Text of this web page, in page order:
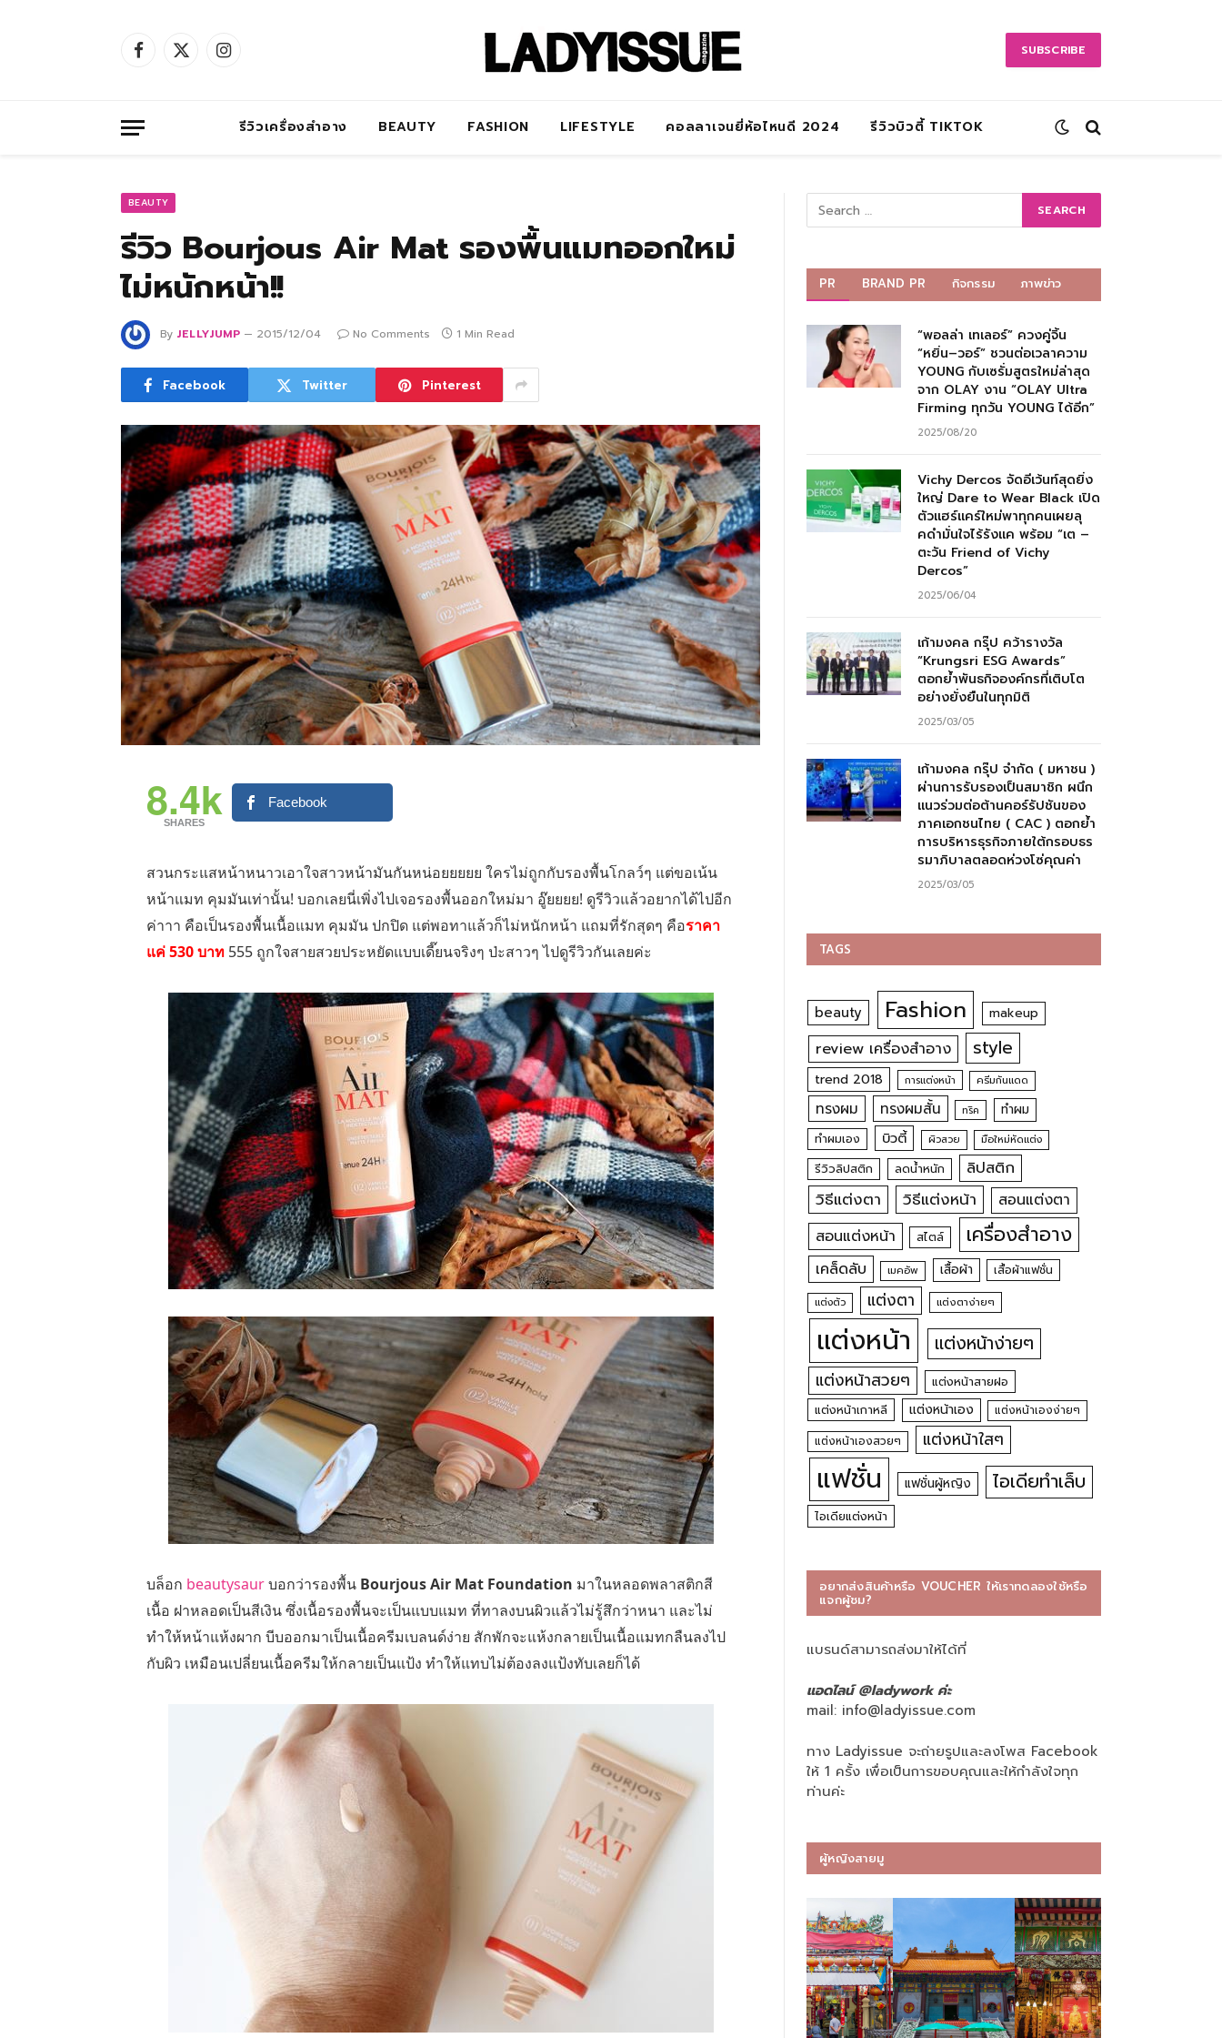
Facebook
X
Instagram SUBSCRIBE
รีวิวเครื่องสำอาง BEAUTY FASHION LIFESTYLE คอลลาเจนยี่ห้อไหนดี 2024 รีวิวบิวตี้ TIKTOK
BEAUTY
รีวิว Bourjous Air Mat รองพื้นแมทออกใหม่
ไม่หนักหน้า!!
By JELLYJUMP 2015/12/04 No Comments 1 Min Read
Facebook Twitter Pinterest
8.4k
SHARES
Facebook
สวนกระแสหน้าหนาวเอาใจสาวหน้ามันกันหน่อยยยยย ใครไม่ถูกกับรองพื้นโกลว์ๆ แต่ขอเน้น
หน้าแมท คุมมันเท่านั้น! บอกเลยนี่เพิ่งไปเจอรองพื้นออกใหม่มา อู๊ยยยย! ดูรีวิวแล้วอยากได้ไปอีก
ค่าาา คือเป็นรองพื้นเนื้อแมท คุมมัน ปกปิด แต่พอทาแล้วก็ไม่หนักหน้า แถมที่รักสุดๆ คือราคา
แค่ 530 บาท555 ถูกใจสายสวยประหยัดแบบเดี๊ยนจริงๆ ป่ะสาวๆ ไปดูรีวิวกันเลยค่ะ
บล็อก beautysaurบอกว่ารองพื้น Bourjous Air Mat Foundation มาในหลอดพลาสติกสี
เนื้อ ฝาหลอดเป็นสีเงิน ซึ่งเนื้อรองพื้นจะเป็นแบบแมท ที่ทาลงบนผิวแล้วไม่รู้สึกว่าหนา และไม่
ทำให้หน้าแห้งผาก บีบออกมาเป็นเนื้อครีมเบลนด์ง่าย สักพักจะแห้งกลายเป็นเนื้อแมทกลืนลงไป
กับผิว เหมือนเปลี่ยนเนื้อครีมให้กลายเป็นแป้ง ทำให้แทบไม่ต้องลงแป้งทับเลยก็ได้
PR BRAND PR กิจกรรม ภาพข่าว
“พอลล่า เทเลอร์” ควงคู่จิ้น
“หยิ่น–วอร์” ชวนต่อเวลาความ
YOUNG กับเซรั่มสูตรใหม่ล่าสุด
จาก OLAY งาน “OLAY Ultra
Firming ทุกวัน YOUNG ได้อีก”
2025/08/20
Vichy Dercos จัดอีเว้นท์สุดยิ่ง
ใหญ่ Dare to Wear Black เปิด
ตัวแฮร์แคร์ใหม่พาทุกคนเผยลุ
คดำมั่นใจไร้รังแค พร้อม “เต –
ตะวัน Friend of Vichy
Dercos”
2025/06/04
เก้ามงคล กรุ๊ป คว้ารางวัล
“Krungsri ESG Awards”
ตอกย้ำพันธกิจองค์กรที่เติบโต
อย่างยั่งยืนในทุกมิติ
2025/03/05
เก้ามงคล กรุ๊ป จำกัด ( มหาชน )
ผ่านการรับรองเป็นสมาชิก ผนึก
แนวร่วมต่อต้านคอร์รัปชันของ
ภาคเอกชนไทย ( CAC ) ตอกย้ำ
การบริหารธุรกิจภายใต้กรอบธร
รมาภิบาลตลอดห่วงโซ่คุณค่า
2025/03/05
TAGS
beauty Fashion makeup
review เครื่องสำอาง style
trend 2018 การแต่งหน้า ครีมกันแดด
ทรงผม ทรงผมสั้น ทริค ทำผม
ทำผมเอง บิวตี้ ผิวสวย มือใหม่หัดแต่ง
รีวิวลิปสติก ลดน้ำหนัก ลิปสติก
วิธีแต่งตา วิธีแต่งหน้า สอนแต่งตา
สอนแต่งหน้า สไตล์ เครื่องสำอาง
เคล็ดลับ เมคอัพ เสื้อผ้า เสื้อผ้าแฟชั่น
แต่งตัว แต่งตา แต่งตาง่ายๆ
แต่งหน้า แต่งหน้าง่ายๆ
แต่งหน้าสวยๆ
แต่งหน้าสายฝอ
แต่งหน้าเกาหลี
แต่งหน้าเอง
แต่งหน้าเองง่ายๆ
แต่งหน้าเองสวยๆ
แต่งหน้าใสๆ
แฟชั่น แฟชั่นผู้หญิง ไอเดียทำเล็บ
ไอเดียแต่งหน้า
อยากส่งสินค้าหรือ VOUCHER ให้เราทดลองใช้หรือ
แจกผู้ชม?
แบรนด์สามารถส่งมาให้ได้ที่
แอดไลน์ @ladywork ค่ะ
mail: info@ladyissue.com
ทาง Ladyissue จะถ่ายรูปและลงโพส Facebook
ให้ 1 ครั้ง เพื่อเป็นการขอบคุณและให้กำลังใจทุก
ท่านค่ะ
ผู้หญิงสายมู